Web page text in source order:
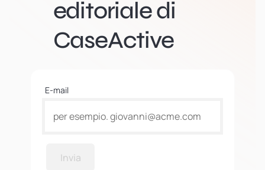
editoriale di
CaseActive
E-mail
Invia